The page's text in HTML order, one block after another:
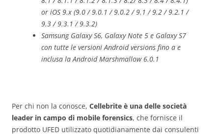
or iOS 9.x (9.0 / 9.0.1 / 9.0.2 / 9.1 / 9.2 / 9.2.1 /
9.3 / 9.3.1 / 9.3.2)
Samsung Galaxy S6, Galaxy Note 5 e Galaxy S7
con tutte le versioni Android versions fino a e
inclusa la Android Marshmallow 6.0.1
Per chi non la conosce, Cellebrite è una delle società
leader in campo di mobile forensics, che fornisce il
prodotto UFED utilizzato quotidianamente dai consulenti